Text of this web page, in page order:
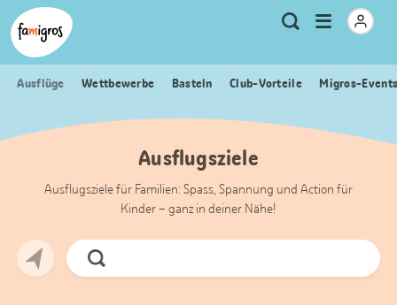
Sprungmarken
Navigation
Header
Logo
Meta
Navigation
Suche
Menu
öffnen
Ausflüge Wettbewerbe Basteln Club-Vorteile Migros-
Ausflugsziele
Ausflugsziele für Familien: Spass, Spannung und Action für
Kinder – ganz in deiner Nähe!
Jetzt
Suchen